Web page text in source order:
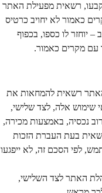
רשאית מפעילת האתר
כאמור לא יחויב כרטיס
יוחזר לו כספו, בכפוף
עם מקרים כאמור.
האתר רשאית להמחאות את
שימוש אלה, לצד שלישי,
נכסיה, באמצעות מכירה,
בעת העברת הזכות
לפי הסכם זה, לא ייפגעו
האתר לצד השלישי,